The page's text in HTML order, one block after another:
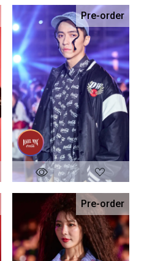
Pre-order
Pre-order